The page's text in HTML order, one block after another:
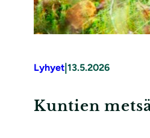
Lyhyet 13.5.2026
Kuntien